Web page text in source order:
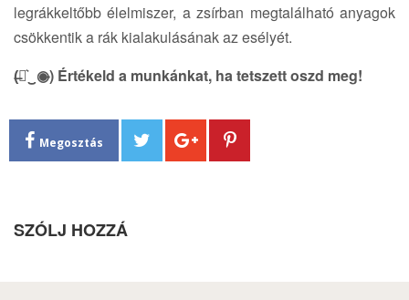
legrákkeltőbb élelmiszer, a zsírban megtalálható anyagok
csökkentik a rák kialakulásának az esélyét.
(̶◉͛‿◉̶) Értékeld a munkánkat, ha tetszett oszd meg!
Megosztás
SZÓLJ HOZZÁ